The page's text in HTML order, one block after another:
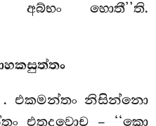
අබ්භං හොතී’’ති.
. එකමන්තං නිසින්නො
එතදවොච – ‘‘කො